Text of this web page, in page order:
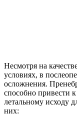
Несмотря на
условиях, в
осложнения.
способно привести
летальному исходу
них: